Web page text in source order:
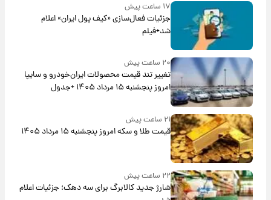
۱۷ ساعت پیش
جزئیات فعال‌سازی «کیف پول ایران» اعلام
شد+فیلم
۲۰ ساعت پیش
تغییر تند قیمت محصولات ایران‌خودرو و سایپا
امروز پنجشنبه ۱۵ مرداد ۱۴۰۵ +جدول
۲۱ ساعت پیش
قیمت طلا و سکه امروز پنجشنبه ۱۵ مرداد ۱۴۰۵
۲۲ ساعت پیش
شارژ جدید کالابرگ برای سه دهک؛ جزئیات اعلام